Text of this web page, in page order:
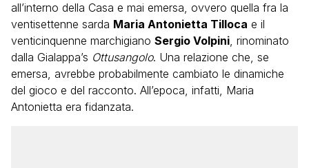
all’interno della Casa e mai emersa, ovvero quella fra la
ventisettenne sarda Maria Antonietta Tilloca e il
venticinquenne marchigiano Sergio Volpini, rinominato
dalla Gialappa’s Ottusangolo. Una relazione che, se
emersa, avrebbe probabilmente cambiato le dinamiche
del gioco e del racconto. All’epoca, infatti, Maria
Antonietta era fidanzata.